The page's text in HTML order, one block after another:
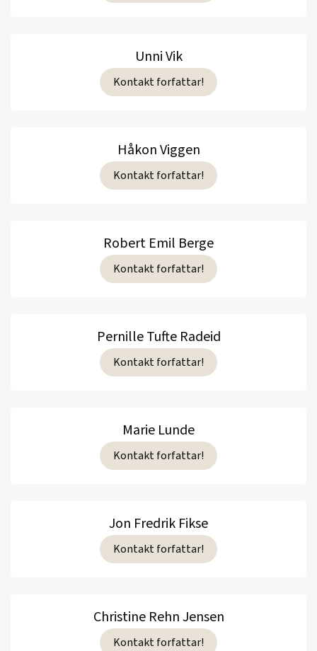
Unni Vik
Kontakt forfattar!
Håkon Viggen
Kontakt forfattar!
Robert Emil Berge
Kontakt forfattar!
Pernille Tufte Radeid
Kontakt forfattar!
Marie Lunde
Kontakt forfattar!
Jon Fredrik Fikse
Kontakt forfattar!
Christine Rehn Jensen
Kontakt forfattar!